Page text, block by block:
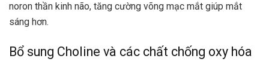
noron thần kinh não, tăng cường võng mạc mắt giúp mắt
sáng hơn.
Bổ sung Choline và các chất chống oxy hóa